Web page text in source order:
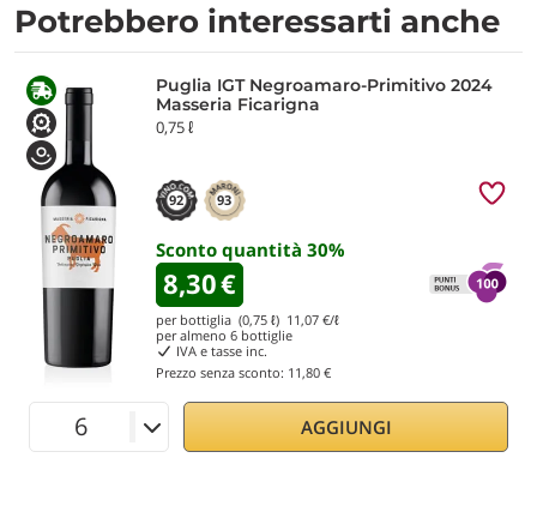
Potrebbero interessarti anche
Puglia IGT Negroamaro-Primitivo 2024
Masseria Ficarigna
0,75 ℓ
92 93
Sconto quantità 30%
8,30€
per bottiglia (0,75 ℓ) 11,07 €/ℓ
per almeno 6 bottiglie
IVA e tasse inc.
Prezzo senza sconto: 11,80 €
AGGIUNGI